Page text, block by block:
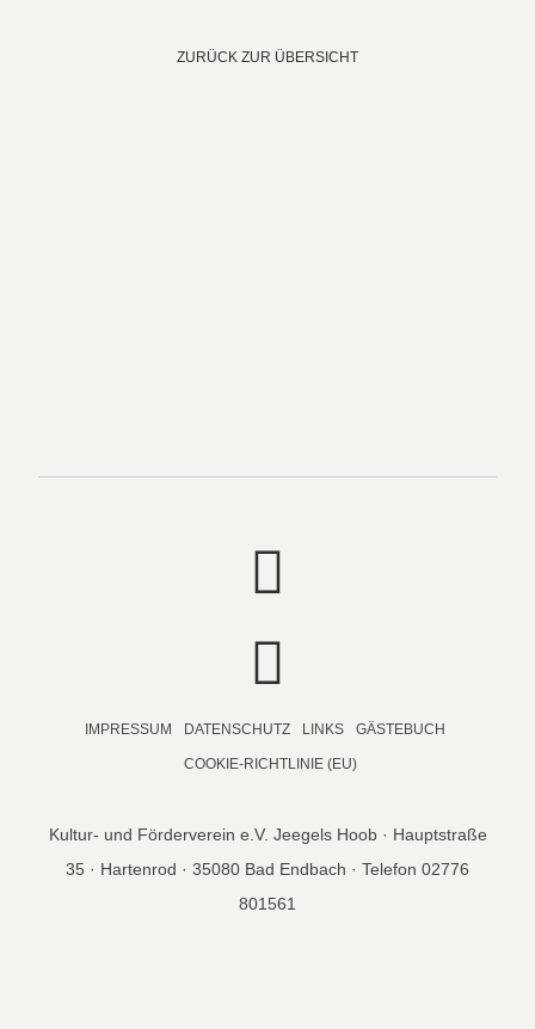
ZURÜCK ZUR ÜBERSICHT
Kultur- und Förderverein e.V. Jeegels Hoob · Hauptstraße
35 · Hartenrod · 35080 Bad Endbach · Telefon 02776
801561
IMPRESSUM DATENSCHUTZ LINKS GÄSTEBUCH
COOKIE-RICHTLINIE (EU)